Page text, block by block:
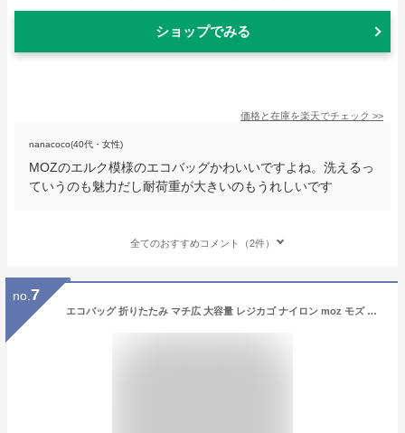
ショップでみる
価格と在庫を楽天でチェック >>
nanacoco(40代・女性)
MOZのエルク模様のエコバッグかわいいですよね。洗えるっ
ていうのも魅力だし耐荷重が大きいのもうれしいです
全てのおすすめコメント（2件）
no. 7
エコバッグ 折りたたみ マチ広 大容量 レジカゴ ナイロン moz モズ 姉妹ブランド スカンジナビアンフォレスト ショッピングバッグ コンパクト 可愛い 北欧雑貨 スウェーデン お買い物バッグ